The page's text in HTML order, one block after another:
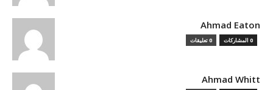
Ahmad Eaton
0 المشاركات 0 تعليقات
Ahmad Whitt